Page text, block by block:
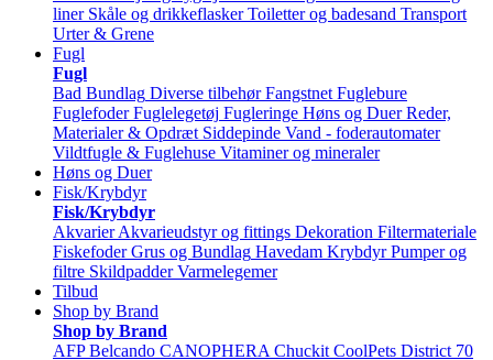
liner Skåle og drikkeflasker Toiletter og badesand Transport
Urter & Grene
Fugl
Fugl
Bad Bundlag Diverse tilbehør Fangstnet Fuglebure
Fuglefoder Fuglelegetøj Fugleringe Høns og Duer Reder,
Materialer & Opdræt Siddepinde Vand - foderautomater
Vildtfugle & Fuglehuse Vitaminer og mineraler
Høns og Duer
Fisk/Krybdyr
Fisk/Krybdyr
Akvarier Akvarieudstyr og fittings Dekoration Filtermateriale
Fiskefoder Grus og Bundlag Havedam Krybdyr Pumper og
filtre Skildpadder Varmelegemer
Tilbud
Shop by Brand
Shop by Brand
AFP Belcando CANOPHERA Chuckit CoolPets District 70